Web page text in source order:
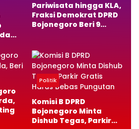
Pariwisata hingga KLA,
Fraksi Demokrat DPRD
Bojonegoro Beri 9
Politik
Komisi B DPRD
Bojonegoro Minta
Dishub Tegas, Parkir